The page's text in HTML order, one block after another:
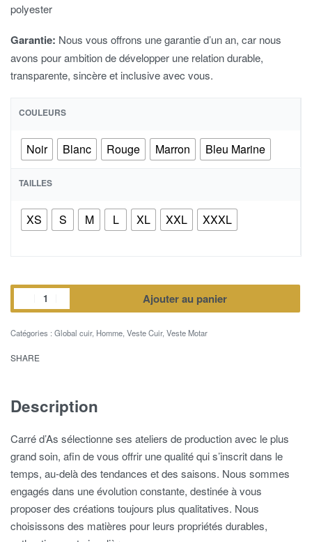
polyester
Garantie: Nous vous offrons une garantie d’un an, car nous
avons pour ambition de développer une relation durable,
transparente, sincère et inclusive avec vous.
COULEURS
Noir Blanc Rouge Marron Bleu Marine
TAILLES
XS S M L XL XXL XXXL
Ajouter au panier
Catégories : Global cuir, Homme Veste Cuir, Veste Motar
SHARE
Description
Carré d’As sélectionne ses ateliers de production avec le plus
grand soin, afin de vous offrir une qualité qui s’inscrit dans le
temps, au-delà des tendances et des saisons. Nous sommes
engagés dans une évolution constante, destinée à vous
proposer des créations toujours plus qualitatives. Nous
choisissons des matières pour leurs propriétés durables,